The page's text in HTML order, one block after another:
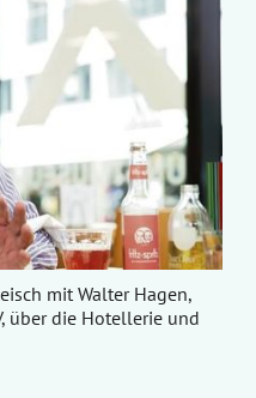
mit Walter Hagen,
über die Hotellerie und